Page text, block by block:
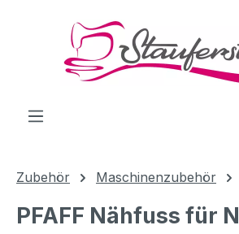
Zum Hauptinhalt springen
Zubehör Maschinenzubehör
PFAFF Nähfuss für